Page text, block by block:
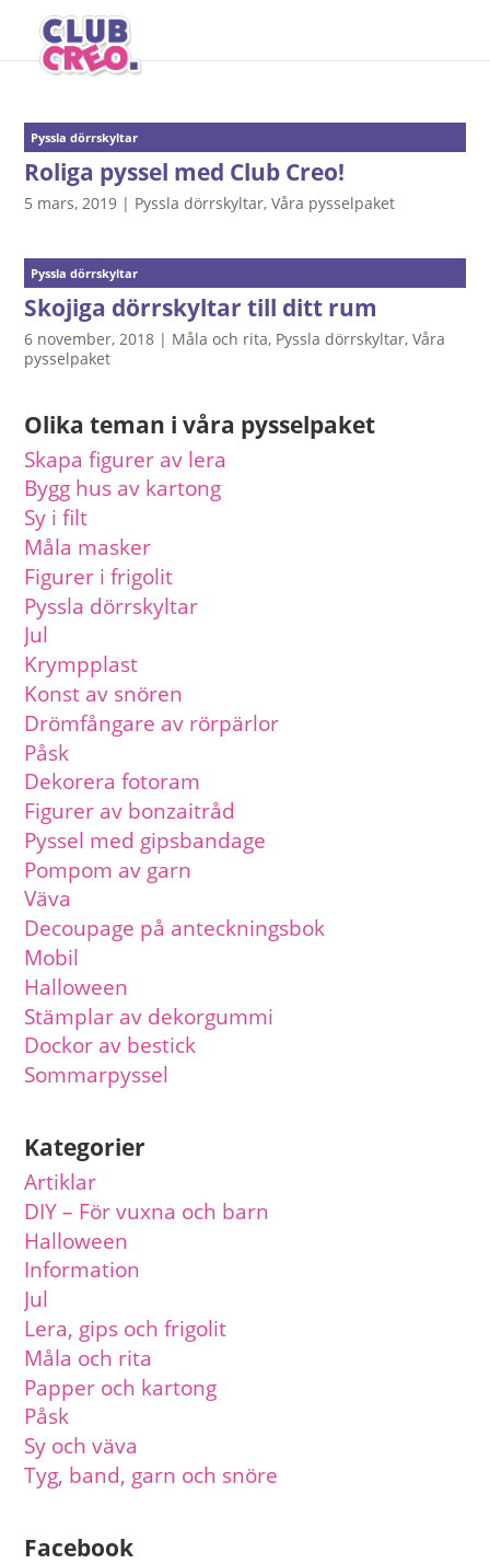
Pyssla dörrskyltar
Roliga pyssel med Club Creo!
5 mars, 2019 | Pyssla dörrskyltar,Våra pysselpaket
Pyssla dörrskyltar
Skojiga dörrskyltar till ditt rum
6 november, 2018 | Måla och rita, Pyssla dörrskyltar,Våra
pysselpaket
Olika teman i våra pysselpaket
Skapa figurer av lera
Bygg hus av kartong
Sy i filt
Måla masker
Figurer i frigolit
Pyssla dörrskyltar
Jul
Krympplast
Konst av snören
Drömfångare av rörpärlor
Påsk
Dekorera fotoram
Figurer av bonzaitråd
Pyssel med gipsbandage
Pompom av garn
Väva
Decoupage på anteckningsbok
Mobil
Halloween
Stämplar av dekorgummi
Dockor av bestick
Sommarpyssel
Kategorier
Artiklar
DIY – För vuxna och barn
Halloween
Information
Jul
Lera, gips och frigolit
Måla och rita
Papper och kartong
Påsk
Sy och väva
Tyg, band, garn och snöre
Facebook